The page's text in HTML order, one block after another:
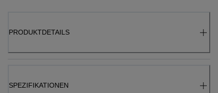
PRODUKTDETAILS
SPEZIFIKATIONEN